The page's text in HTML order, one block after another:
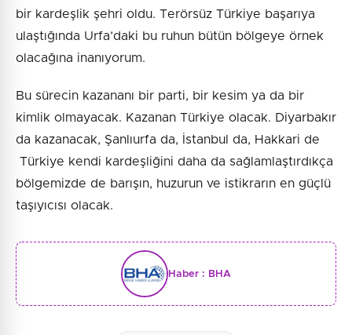
bir kardeşlik şehri oldu. Terörsüz Türkiye başarıya
ulaştığında Urfa’daki bu ruhun bütün bölgeye örnek
olacağına inanıyorum.
Bu sürecin kazananı bir parti, bir kesim ya da bir
kimlik olmayacak. Kazanan Türkiye olacak. Diyarbakır
da kazanacak, Şanlıurfa da, İstanbul da, Hakkari de
Türkiye kendi kardeşliğini daha da sağlamlaştırdıkça
bölgemizde de barışın, huzurun ve istikrarın en güçlü
taşıyıcısı olacak.
Haber : BHA